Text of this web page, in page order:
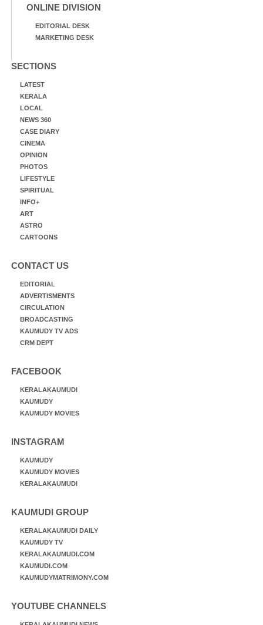
ONLINE DIVISION
EDITORIAL DESK
MARKETING DESK
SECTIONS
LATEST
KERALA
LOCAL
NEWS 360
CASE DIARY
CINEMA
OPINION
PHOTOS
LIFESTYLE
SPIRITUAL
INFO+
ART
ASTRO
CARTOONS
CONTACT US
EDITORIAL
ADVERTISMENTS
CIRCULATION
BROADCASTING
KAUMUDY TV ADS
CRM DEPT
FACEBOOK
KERALAKAUMUDI
KAUMUDY
KAUMUDY MOVIES
INSTAGRAM
KAUMUDY
KAUMUDY MOVIES
KERALAKAUMUDI
KAUMUDI GROUP
KERALAKAUMUDI DAILY
KAUMUDY TV
KERALAKAUMUDI.COM
KAUMUDI.COM
KAUMUDYMATRIMONY.COM
YOUTUBE CHANNELS